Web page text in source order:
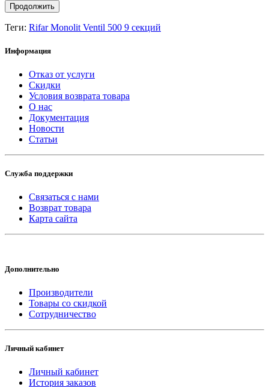
Продолжить
Теги: Rifar Monolit Ventil 500 9 секций
Информация
Отказ от услуги
Скидки
Условия возврата товара
О нас
Документация
Новости
Статьи
Служба поддержки
Связаться с нами
Возврат товара
Карта сайта
Дополнительно
Производители
Товары со скидкой
Сотрудничество
Личный кабинет
Личный кабинет
История заказов